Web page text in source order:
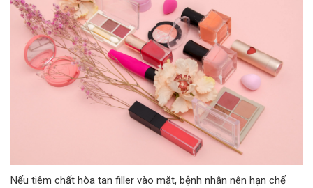
Nếu tiêm chất hòa tan filler vào mặt, bệnh nhân nên hạn chế